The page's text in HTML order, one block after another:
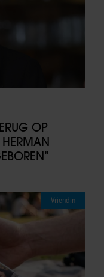
OP
HERMAN
Vriendin